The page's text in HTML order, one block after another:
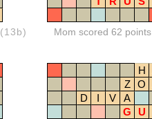
(13b) Mom scored 62 points
H
Z
O
D
I V A
G
U